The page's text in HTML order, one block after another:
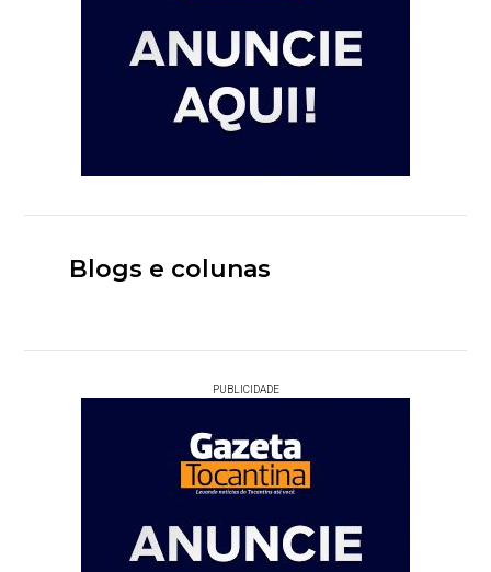
Blogs e colunas
PUBLICIDADE